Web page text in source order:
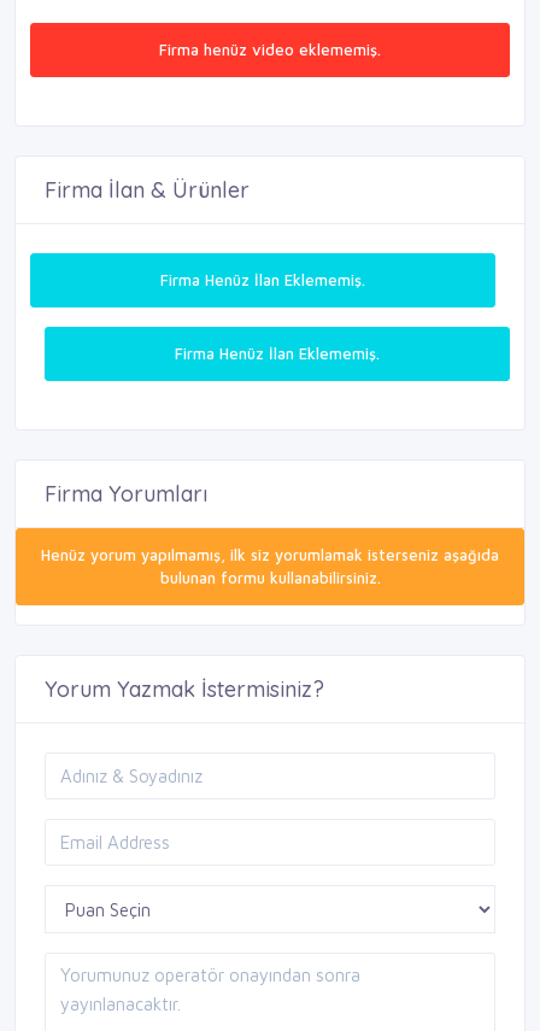
Firma henüz video eklememiş.
Firma İlan & Ürünler
Firma Henüz İlan Eklememiş.
Firma Henüz İlan Eklememiş.
Firma Yorumları
Henüz yorum yapılmamış, ilk siz yorumlamak isterseniz aşağıda
bulunan formu kullanabilirsiniz.
Yorum Yazmak İstermisiniz?